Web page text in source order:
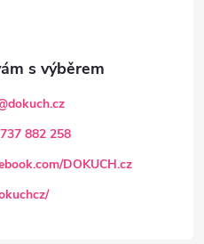
dokuch.cz
882 258
DOKUCH.cz